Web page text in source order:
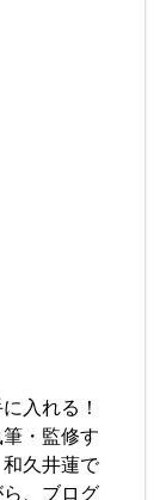
入れる！
・監修す
久井蓮で
、ブログ